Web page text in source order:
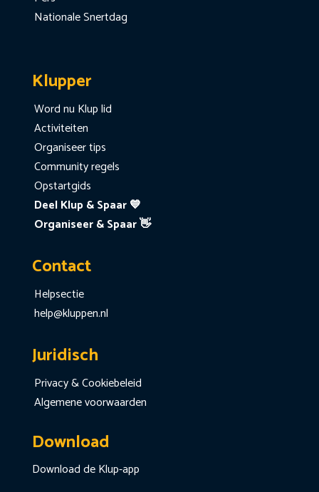
Nationale Snertdag
Klupper
Word nu Klup lid
Activiteiten
Organiseer tips
Community regels
Opstartgids
Deel Klup & Spaar 💙
Organiseer & Spaar 👋
Contact
Helpsectie
help@kluppen.nl
Juridisch
Privacy & Cookiebeleid
Algemene voorwaarden
Download
Download de Klup-app